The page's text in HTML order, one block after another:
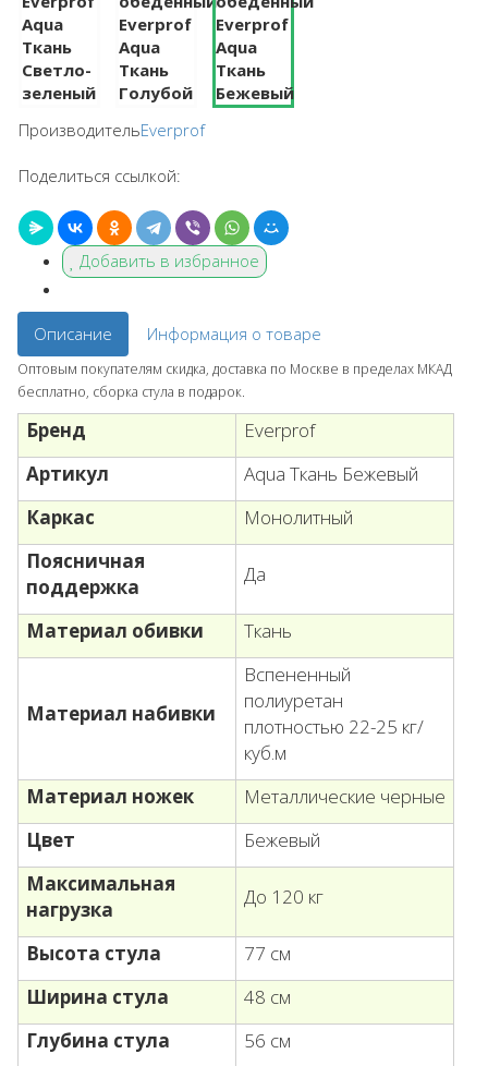
ПроизводительEverprof
Поделиться ссылкой:
Добавить в избранное
Описание Информация о товаре
Оптовым покупателям скидка, доставка по Москве в пределах МКАД
бесплатно, сборка стула в подарок.
Бренд
Everprof
Артикул
Aqua Ткань Бежевый
Каркас
Монолитный
Поясничная
поддержка
Да
Материал обивки Ткань
Материал набивки
Вспененный
полиуретан
плотностью 22-25 кг/
куб.м
Материал ножек
Металлические черные
Цвет
Бежевый
Максимальная
нагрузка
До 120 кг
Высота стула
77 см
Ширина стула
48 см
Глубина стула
56 см